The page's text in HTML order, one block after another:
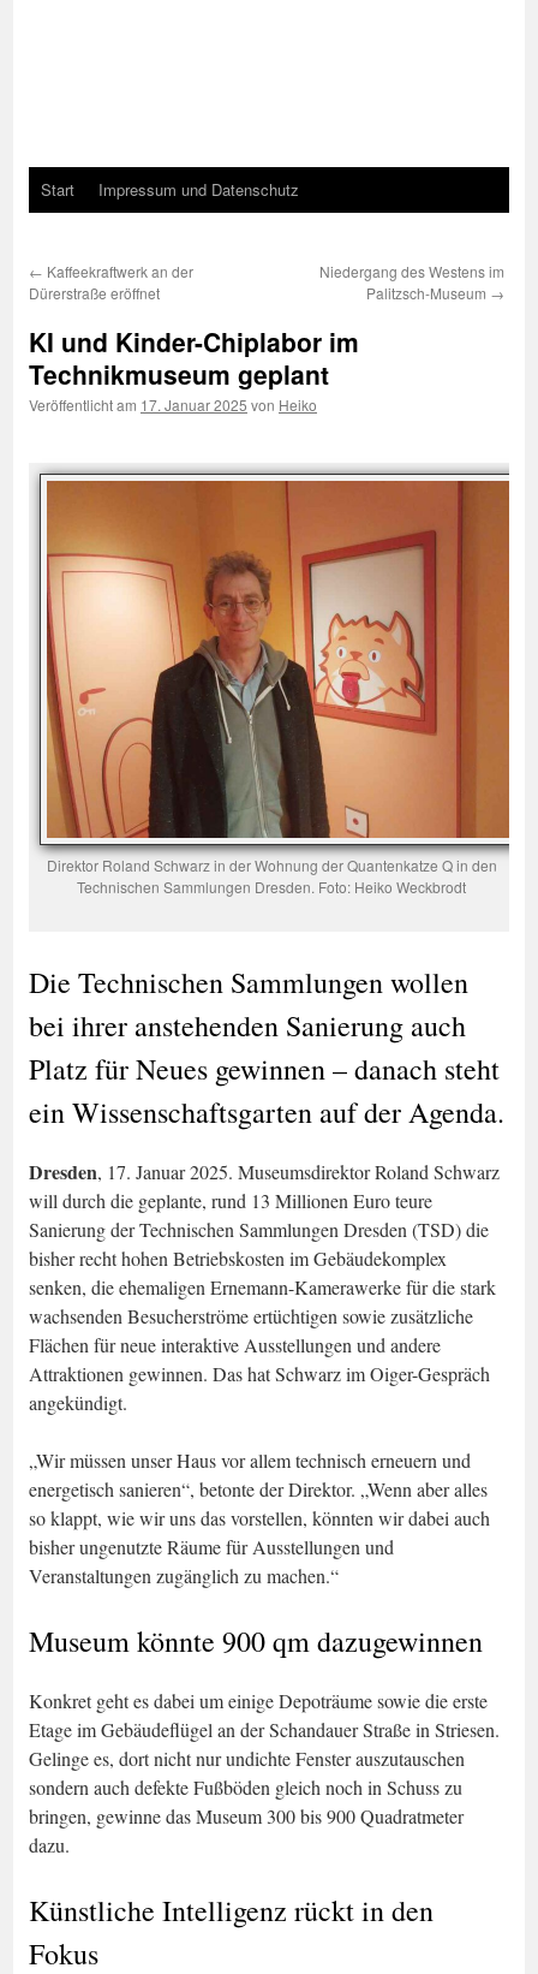
Start Impressum und Datenschutz
← Kaffeekraftwerk an der
Dürerstraße eröffnet
Niedergang des Westens im
Palitzsch-Museum →
KI und Kinder-Chiplabor im
Technikmuseum geplant
Veröffentlicht am 17. Januar 2025 von Heiko
Direktor Roland Schwarz in der Wohnung der Quantenkatze Q in den
Technischen Sammlungen Dresden. Foto: Heiko Weckbrodt
Die Technischen Sammlungen wollen
bei ihrer anstehenden Sanierung auch
Platz für Neues gewinnen – danach steht
ein Wissenschaftsgarten auf der Agenda.
Dresden, 17. Januar 2025. Museumsdirektor Roland Schwarz
will durch die geplante, rund 13 Millionen Euro teure
Sanierung der Technischen Sammlungen Dresden (TSD) die
bisher recht hohen Betriebskosten im Gebäudekomplex
senken, die ehemaligen Ernemann-Kamerawerke für die stark
wachsenden Besucherströme ertüchtigen sowie zusätzliche
Flächen für neue interaktive Ausstellungen und andere
Attraktionen gewinnen. Das hat Schwarz im Oiger-Gespräch
angekündigt.
„Wir müssen unser Haus vor allem technisch erneuern und
energetisch sanieren“, betonte der Direktor. „Wenn aber alles
so klappt, wie wir uns das vorstellen, könnten wir dabei auch
bisher ungenutzte Räume für Ausstellungen und
Veranstaltungen zugänglich zu machen.“
Museum könnte 900 qm dazugewinnen
Konkret geht es dabei um einige Depoträume sowie die erste
Etage im Gebäudeflügel an der Schandauer Straße in Striesen.
Gelinge es, dort nicht nur undichte Fenster auszutauschen
sondern auch defekte Fußböden gleich noch in Schuss zu
bringen, gewinne das Museum 300 bis 900 Quadratmeter
dazu.
Künstliche Intelligenz rückt in den
Fokus